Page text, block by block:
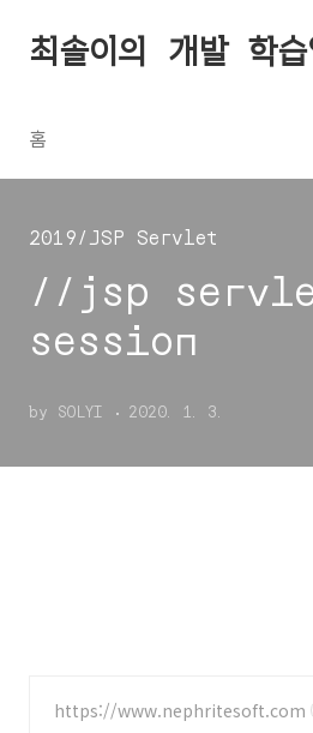
최솔이의 개발 학습
홈
2019/JSP Servlet
//jsp
session
by SOLYI 2020. 1. 3.
https://www.nephritesoft.com